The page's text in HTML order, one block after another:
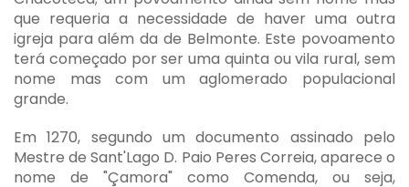
que requeria a necessidade de haver uma outra
igreja para além da de Belmonte. Este povoamento
terá começado por ser uma quinta ou vila rural, sem
nome mas com um aglomerado populacional
grande.
Em 1270, segundo um documento assinado pelo
Mestre de Sant'Lago D. Paio Peres Correia, aparece o
nome de "Çamora" como Comenda, ou seja,